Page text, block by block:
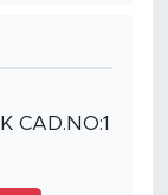
CAD.NO:1